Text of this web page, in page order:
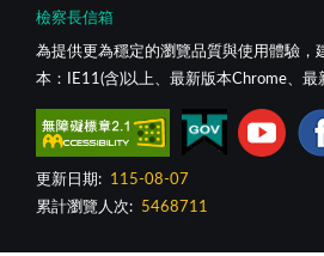
檢察長信箱
為提供更為穩定的瀏覽品質與使用體驗，
本：IE11(含)以上、最新版本Chrome、最
更新日期:
115-08-07
累計瀏覽人次:
5468711